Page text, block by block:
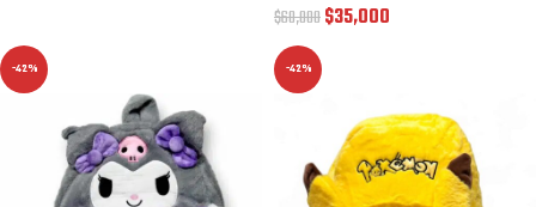
$60,000$35,000
-42% -42%